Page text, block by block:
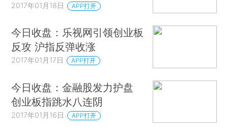
2017年01月18日 APP打开
今日收盘：乐视网引领创业板
反攻 沪指反弹收涨
2017年01月17日 APP打开
今日收盘：金融股发力护盘
创业板指跳水八连阴
2017年01月16日 APP打开